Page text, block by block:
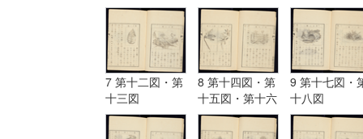
7 第十二図・第
十三図
8 第十四図・第
十五図・第十六
図
9 第十七図・
十八図